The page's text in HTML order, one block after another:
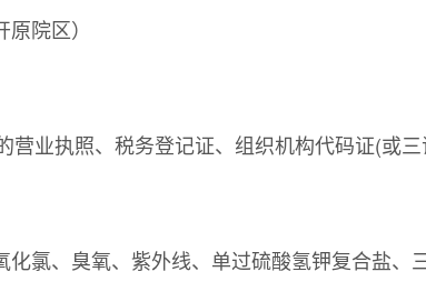
院区）
业执照、税务登记证、组织机构代码证(或三
氯、臭氧、紫外线、单过硫酸氢钾复合盐、